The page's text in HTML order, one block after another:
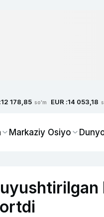
12 178,85 so'm EUR :14 053,18
Markaziy Osiyo